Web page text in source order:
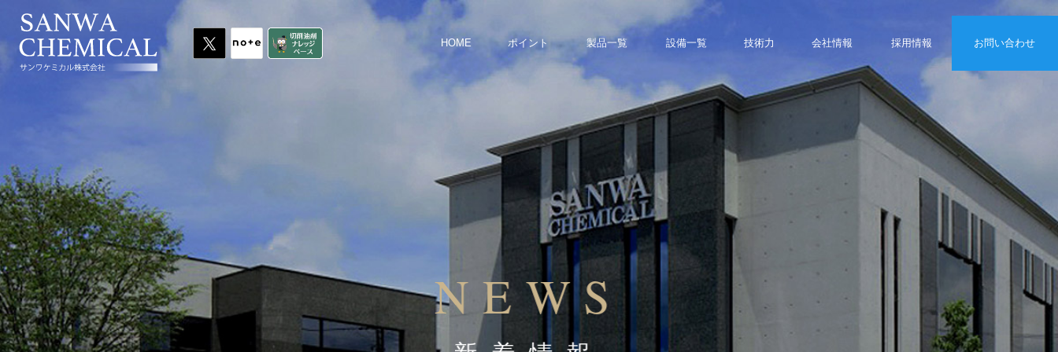
HOME ポイント 製品一覧 設備一覧 技術力 会社情報 採用情報 お問い合わせ
NEWS